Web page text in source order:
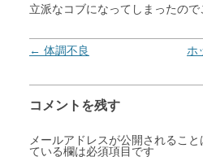
立派なコブになってしまったので
投稿ナビゲーション
ホ
← 体調不良
コメントを残す
メールアドレスが公開されること
ている欄は必須項目です